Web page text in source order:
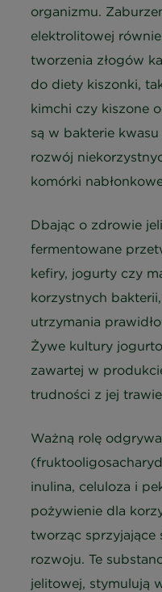
organizmu.
elektrolitowej
tworzenia złogów
do diety kiszonki,
kimchi czy kiszone
są w bakterie
rozwój
komórki
Dbając o zdrowie
fermentowane
kefiry, jogurty czy
korzystnych
utrzymania
Żywe kultury
zawartej w
trudności z jej
Ważną rolę
inulina, celuloza i
pożywienie dla
tworząc sprzyjające
rozwoju. Te
jelitowej, stymulują